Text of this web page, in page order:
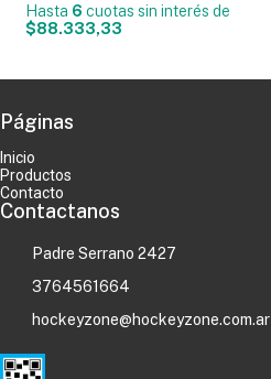
Hasta 6 cuotas sin interés de
$88.333,33
Páginas
Inicio
Productos
Contacto
Contactanos
Padre Serrano 2427
3764561664
hockeyzone@hockeyzone.com.ar